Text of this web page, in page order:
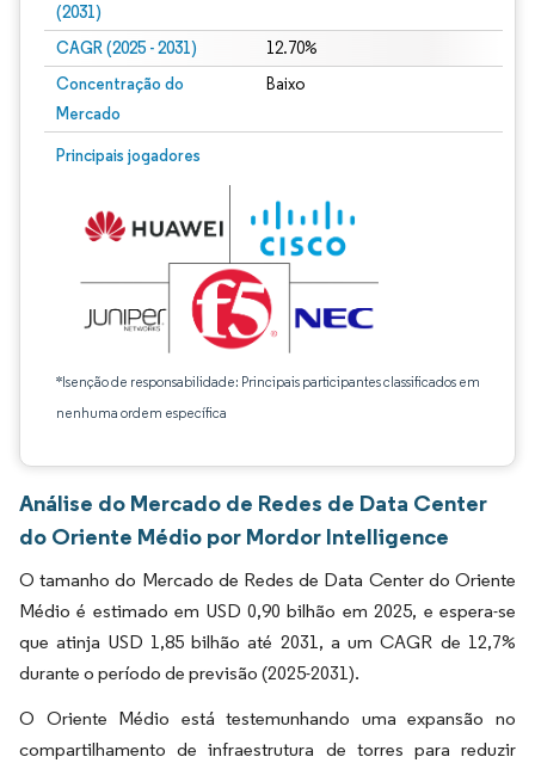
(2031)
CAGR (2025 - 2031) 12.70%
Concentração do
Mercado
Baixo
Principais jogadores
*Isenção de responsabilidade: Principais participantes classificados em
nenhuma ordem específica
Análise do Mercado de Redes de Data Center
do Oriente Médio por Mordor Intelligence
O tamanho do Mercado de Redes de Data Center do Oriente
Médio é estimado em USD 0,90 bilhão em 2025, e espera-se
que atinja USD 1,85 bilhão até 2031, a um CAGR de 12,7%
durante o período de previsão (2025-2031).
O Oriente Médio está testemunhando uma expansão no
compartilhamento de infraestrutura de torres para reduzir